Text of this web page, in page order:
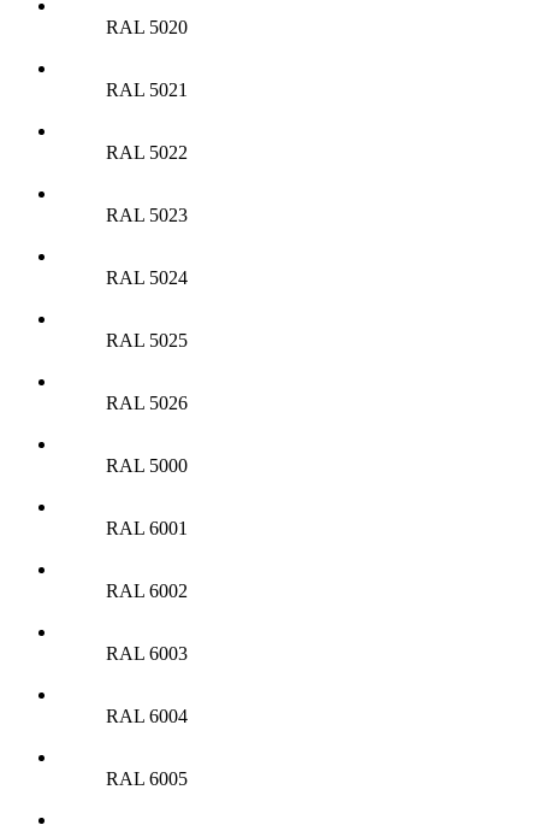
RAL 5020
RAL 5021
RAL 5022
RAL 5023
RAL 5024
RAL 5025
RAL 5026
RAL 5000
RAL 6001
RAL 6002
RAL 6003
RAL 6004
RAL 6005